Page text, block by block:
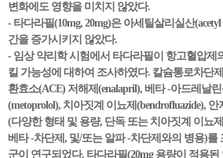
변화에도 영향을 미치지 않았다.
- 타다라필(10mg, 20mg)은 아세틸살리실산(acetyl
간을 증가시키지 않았다.
- 임상 약리학 시험에서 타다라필이 항고혈압제
킬 가능성에 대하여 조사하였다. 칼슘통로차단
환효소(ACE) 저해제(enalapril), 베타 -아드레날
(metoprolol), 치아짓계 이뇨제(bendrofluazide),
(다양한 형태 및 용량, 단독 또는 치아짓계 이뇨
베타 -차단제, 및/또는 알파 -차단제와의 병용)를
군이 연구되었다. 타다라필(20mg 용량이 적용